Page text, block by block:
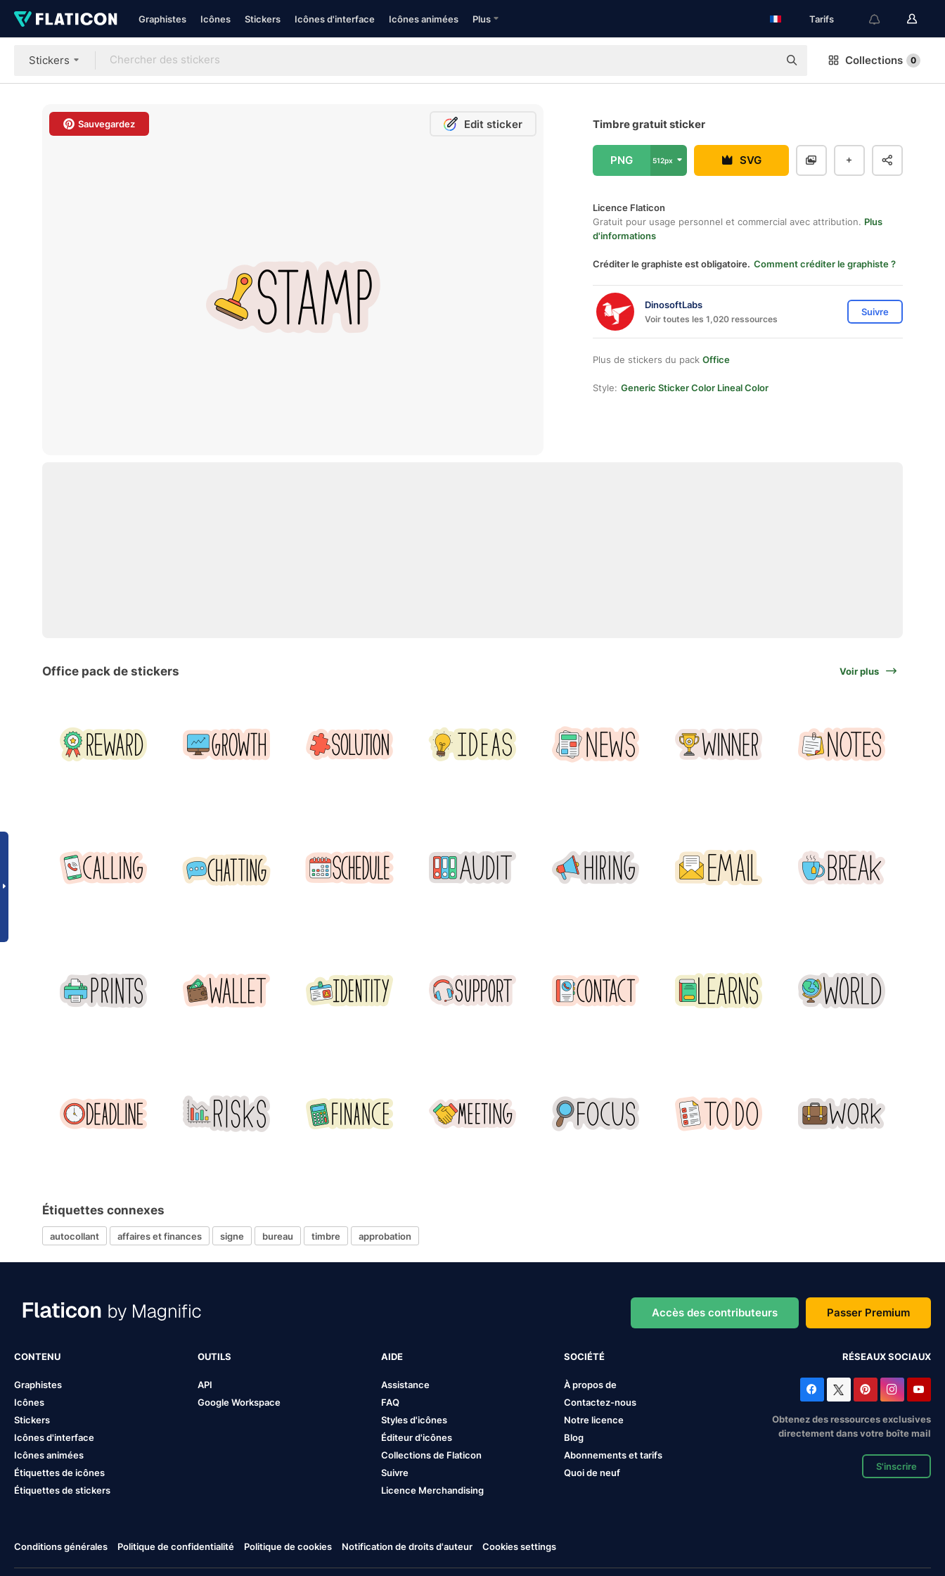
Graphistes Icônes Stickers Icônes d'interface Icônes animées Plus Tarifs
Stickers Collections 0
Sauvegardez Edit sticker Timbre gratuit sticker
PNG 512px SVG
Licence Flaticon
Gratuit pour usage personnel et commercial avec attribution. Plus
d'informations
Créditer le graphiste est obligatoire. Comment créditer le graphiste ?
DinosoftLabs
Voir toutes les 1,020 ressources
Suivre
Plus de stickers du pack Office
Style: Generic Sticker Color Lineal Color
Office pack de stickers Voir plus
Étiquettes connexes
autocollant affaires et finances signe bureau timbre approbation
Accès des contributeurs Passer Premium
CONTENU
Graphistes
Icônes
Stickers
Icônes d'interface
Icônes animées
Étiquettes de icônes
Étiquettes de stickers
OUTILS
API
Google Workspace
AIDE
Assistance
FAQ
Styles d'icônes
Éditeur d'icônes
Collections de Flaticon
Suivre
Licence Merchandising
SOCIÉTÉ
À propos de
Contactez-nous
Notre licence
Blog
Abonnements et tarifs
Quoi de neuf
RÉSEAUX SOCIAUX
Obtenez des ressources exclusives
directement dans votre boîte mail
S'inscrire
Conditions générales Politique de confidentialité Politique de cookies Notification de droits d'auteur Cookies settings